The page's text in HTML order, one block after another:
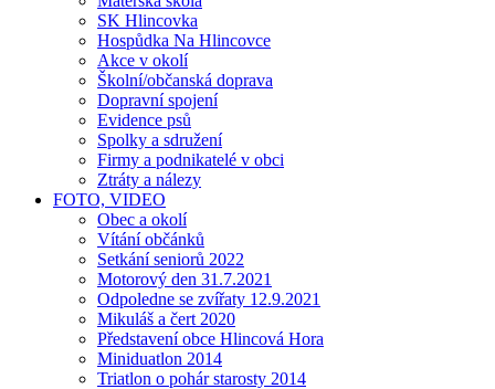
SK Hlincovka
Hospůdka Na Hlincovce
Akce v okolí
Školní/občanská doprava
Dopravní spojení
Evidence psů
Spolky a sdružení
Firmy a podnikatelé v obci
Ztráty a nálezy
FOTO, VIDEO
Obec a okolí
Vítání občánků
Setkání seniorů 2022
Motorový den 31.7.2021
Odpoledne se zvířaty 12.9.2021
Mikuláš a čert 2020
Představení obce Hlincová Hora
Miniduatlon 2014
Triatlon o pohár starosty 2014